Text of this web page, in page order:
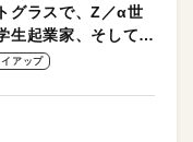
グラスで、Z／α世
生起業家、そして教
【PR】
イアップ